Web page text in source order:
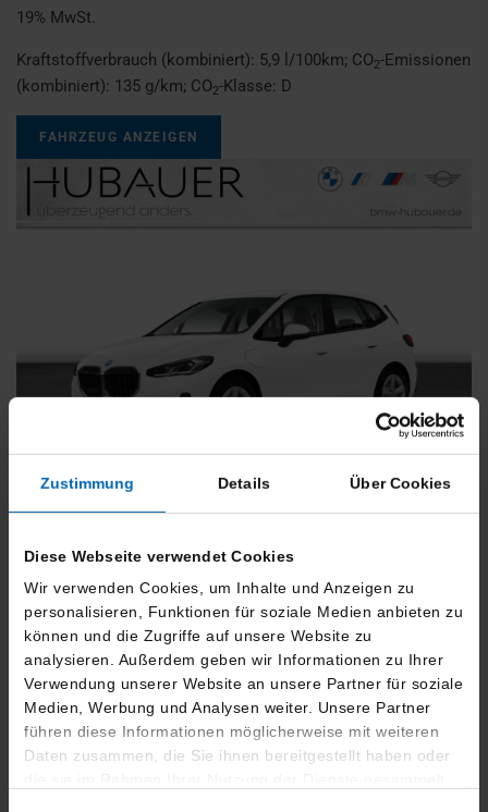
Zustimmung Details Über Cookies
Diese Webseite verwendet Cookies
Wir verwenden Cookies, um Inhalte und Anzeigen zu
personalisieren, Funktionen für soziale Medien anbieten zu
können und die Zugriffe auf unsere Website zu
analysieren. Außerdem geben wir Informationen zu Ihrer
Verwendung unserer Website an unsere Partner für soziale
Medien, Werbung und Analysen weiter. Unsere Partner
führen diese Informationen möglicherweise mit weiteren
Daten zusammen, die Sie ihnen bereitgestellt haben oder
19% MwSt.
Kraftstoffverbrauch (kombiniert): 5,9 l/100km; CO2-Emissionen
(kombiniert): 135 g/km; CO2-Klasse: D
FAHRZEUG ANZEIGEN
BMW 225
Gebrauchtwagen
Typ
Pkw
Kilometerstand
54.750 km
Erstzulassung
05/2023
Zustand
Gebrauchtwagen
Leistung
180 kW / 245 PS